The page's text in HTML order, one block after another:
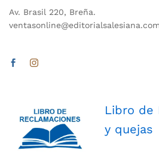
Av. Brasil 220, Breña.
ventasonline@editorialsalesiana.com
Libro de
y quejas